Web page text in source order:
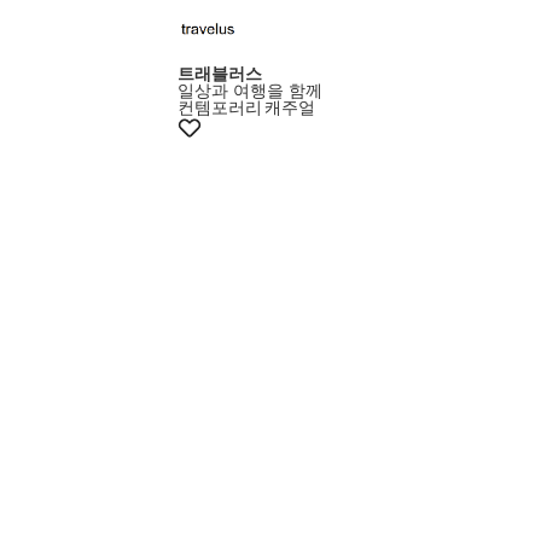
트래블러스
일상과 여행을 함께
컨템포러리 캐주얼